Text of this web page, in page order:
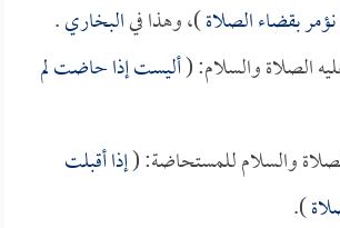
بقضاء الصلاة)، وهذا فيالبخاري.
الصلاة والسلام: (أليست إذا حاضت لم
والسلام للمستحاضة: (إذا أقبلت
).